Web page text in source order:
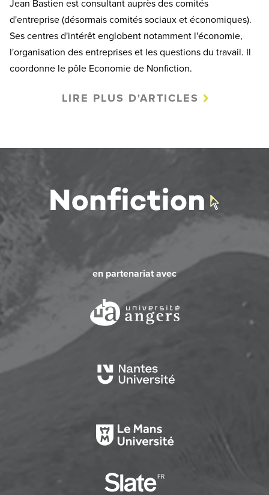
Jean Bastien est consultant auprès des comités
d'entreprise (désormais comités sociaux et économiques).
Ses centres d'intérêt englobent notamment l'économie,
l'organisation des entreprises et les questions du travail. Il
coordonne le pôle Economie de Nonfiction.
LIRE PLUS D'ARTICLES
en partenariat avec